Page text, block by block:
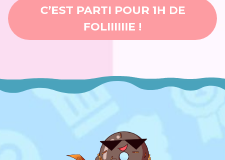
C’EST PARTI POUR 1H DE
FOLIIIIIIE !